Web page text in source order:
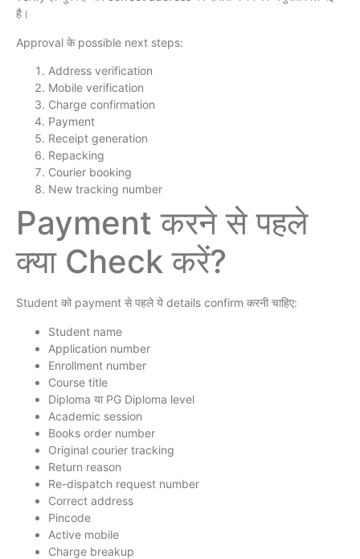
है।
Approval के possible next steps:
Address verification
Mobile verification
Charge confirmation
Payment
Receipt generation
Repacking
Courier booking
New tracking number
Payment करने से पहले
क्या Check करें?
Student को payment से पहले ये details confirm करनी चाहिए:
Student name
Application number
Enrollment number
Course title
Diploma या PG Diploma level
Academic session
Books order number
Original courier tracking
Return reason
Re-dispatch request number
Correct address
Pincode
Active mobile
Charge breakup